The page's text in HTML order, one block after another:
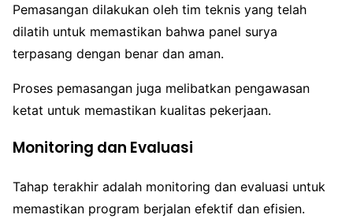
Pemasangan dilakukan oleh tim teknis yang telah
dilatih untuk memastikan bahwa panel surya
terpasang dengan benar dan aman.
Proses pemasangan juga melibatkan pengawasan
ketat untuk memastikan kualitas pekerjaan.
Monitoring dan Evaluasi
Tahap terakhir adalah monitoring dan evaluasi untuk
memastikan program berjalan efektif dan efisien.